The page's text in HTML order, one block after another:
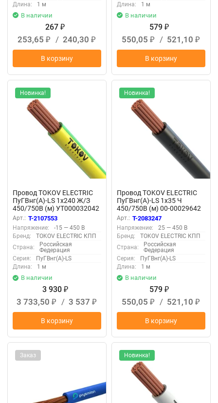
Длина:
1 м
В наличии
267 ₽
253,65 ₽ / 240,30 ₽
В корзину
Длина:
1 м
В наличии
579 ₽
550,05 ₽ / 521,10 ₽
В корзину
Новинка!
Провод TOKOV ELECTRIC
ПуГВнг(А)-LS 1х240 Ж/З
450/750В (м) УТ000032042
Арт.: T-2107553
Напряжение:
-15 — 450 В
Бренд:
TOKOV ELECTRIC КПП
Страна:
Российская
Федерация
Серия:
ПуГВнг(А)-LS
Длина:
1 м
В наличии
3 930 ₽
3 733,50 ₽ / 3 537 ₽
В корзину
Новинка!
Провод TOKOV ELECTRIC
ПуГВнг(А)-LS 1х35 Ч
450/750В (м) 00-00029642
Арт.: T-2083247
Напряжение:
25 — 450 В
Бренд:
TOKOV ELECTRIC КПП
Страна:
Российская
Федерация
Серия:
ПуГВнг(А)-LS
Длина:
1 м
В наличии
579 ₽
550,05 ₽ / 521,10 ₽
В корзину
Заказ Новинка!